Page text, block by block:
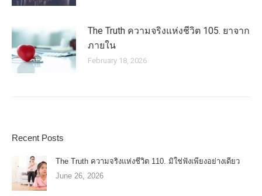
The Truth ความจริงแห่งชีวิต 105. ยาจาก
ภายใน
February 18, 2026
Recent Posts
The Truth ความจริงแห่งชีวิต 110. มิใช่ฟังเพียงอย่างเดียว
June 26, 2026